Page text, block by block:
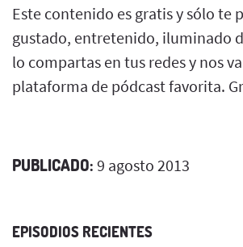
Este contenido es gratis y sólo te
gustado, entretenido, iluminado
lo compartas en tus redes y nos
plataforma de pódcast favorita.
PUBLICADO: 9 agosto 2013
EPISODIOS RECIENTES